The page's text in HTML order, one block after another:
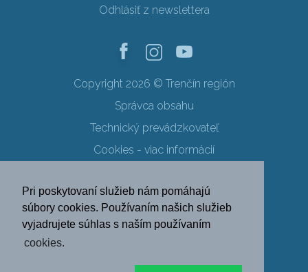
Pri poskytovaní služieb nám pomáhajú
súbory cookies. Používaním našich služieb
vyjadrujete súhlas s naším používaním
cookies.
Odhlásiť z newslettera
Copyright 2026 © Trenčín región
Správca obsahu
Technický prevádzkovateľ
Cookies - viac informácií
Ochrana osobných údajov
SK EN DE
PL